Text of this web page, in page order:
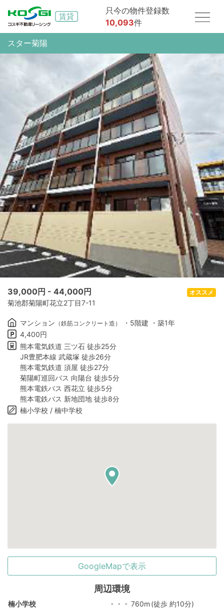
只今の物件登録数
10,093件
スター菊陽
39,000円 - 44,000円
菊池郡菊陽町花立2丁目7-11
オススメ
マンション （鉄筋コンクリート造）
・5階建 ・築1年
4,400円
熊本電気鉄道 三ツ石 徒歩25分
JR豊肥本線 武蔵塚 徒歩26分
熊本電気鉄道 須屋 徒歩27分
菊陽町巡回バス 向陽台 徒歩5分
熊本電鉄バス 西花立 徒歩5分
熊本電鉄バス 新地団地 徒歩8分
楠小学校 / 楠中学校
GoogleMapで表示
周辺環境
楠小学校 ・・・ 760m (徒歩 約10分)